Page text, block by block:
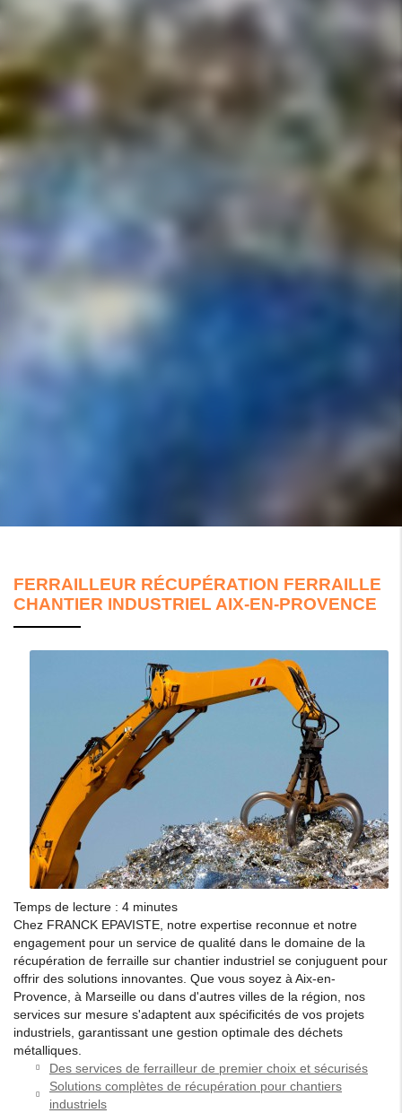
FERRAILLEUR RÉCUPÉRATION FERRAILLE
CHANTIER INDUSTRIEL AIX-EN-PROVENCE
Temps de lecture : 4 minutes
Chez FRANCK EPAVISTE, notre expertise reconnue et notre
engagement pour un service de qualité dans le domaine de la
récupération de ferraille sur chantier industriel se conjuguent pour
offrir des solutions innovantes. Que vous soyez à Aix-en-
Provence, à Marseille ou dans d'autres villes de la région, nos
services sur mesure s'adaptent aux spécificités de vos projets
industriels, garantissant une gestion optimale des déchets
métalliques.
Des services de ferrailleur de premier choix et sécurisés
Solutions complètes de récupération pour chantiers
industriels